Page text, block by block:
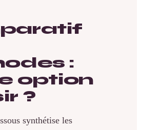
:
option
?
synthétise les